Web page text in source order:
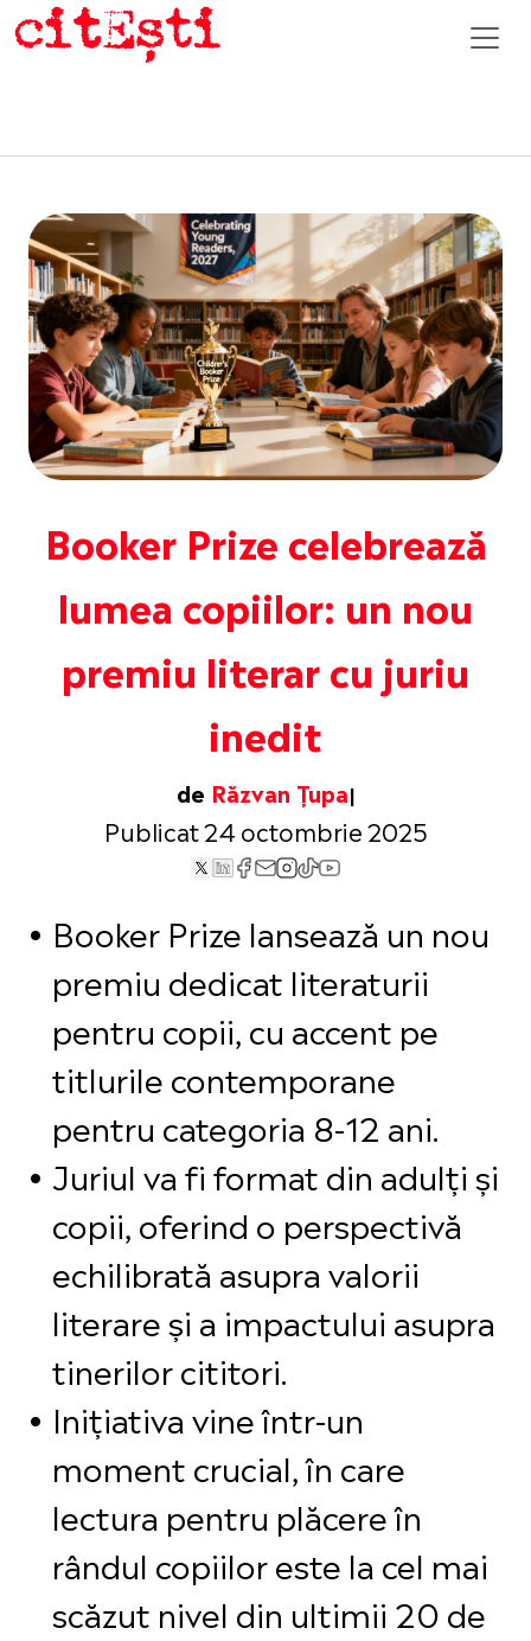
Booker Prize celebrează
lumea copiilor: un nou
premiu literar cu juriu
inedit
de Răzvan Țupa
Publicat 24 octombrie 2025
Booker Prize lansează un nou
premiu dedicat literaturii
pentru copii, cu accent pe
titlurile contemporane
pentru categoria 8-12 ani.
Juriul va fi format din adulți și
copii, oferind o perspectivă
echilibrată asupra valorii
literare și a impactului asupra
tinerilor cititori.
Inițiativa vine într-un
moment crucial, în care
lectura pentru plăcere în
rândul copiilor este la cel mai
scăzut nivel din ultimii 20 de